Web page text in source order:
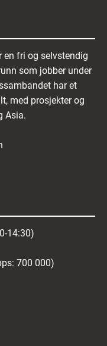
en fri og selvstendig
som jobber under
har et
med prosjekter og
Asia.
14:30)
700 000)